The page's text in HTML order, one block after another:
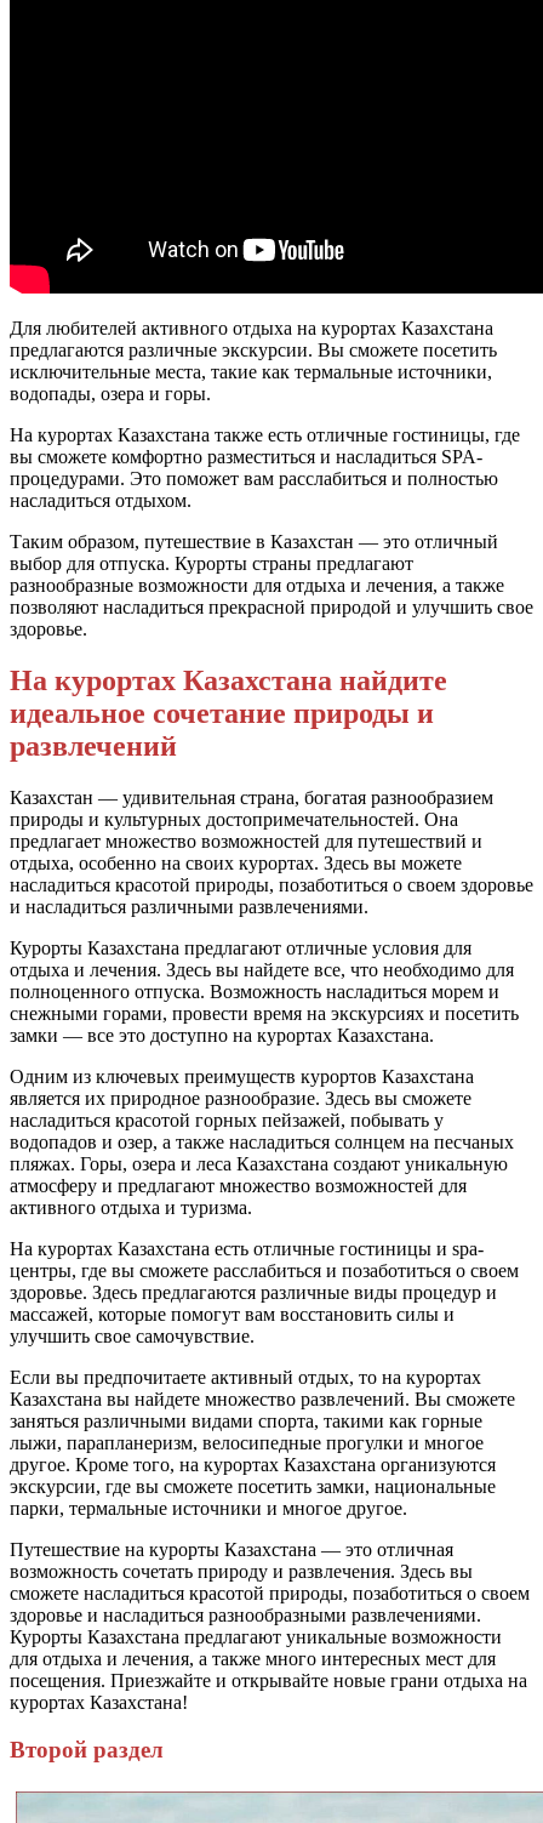
Для любителей активного отдыха на курортах Казахстана
предлагаются различные экскурсии. Вы сможете посетить
исключительные места, такие как термальные источники,
водопады, озера и горы.
На курортах Казахстана также есть отличные гостиницы, где
вы сможете комфортно разместиться и насладиться SPA-
процедурами. Это поможет вам расслабиться и полностью
насладиться отдыхом.
Таким образом, путешествие в Казахстан — это отличный
выбор для отпуска. Курорты страны предлагают
разнообразные возможности для отдыха и лечения, а также
позволяют насладиться прекрасной природой и улучшить свое
здоровье.
На курортах Казахстана найдите
идеальное сочетание природы и
развлечений
Казахстан — удивительная страна, богатая разнообразием
природы и культурных достопримечательностей. Она
предлагает множество возможностей для путешествий и
отдыха, особенно на своих курортах. Здесь вы можете
насладиться красотой природы, позаботиться о своем здоровье
и насладиться различными развлечениями.
Курорты Казахстана предлагают отличные условия для
отдыха и лечения. Здесь вы найдете все, что необходимо для
полноценного отпуска. Возможность насладиться морем и
снежными горами, провести время на экскурсиях и посетить
замки — все это доступно на курортах Казахстана.
Одним из ключевых преимуществ курортов Казахстана
является их природное разнообразие. Здесь вы сможете
насладиться красотой горных пейзажей, побывать у
водопадов и озер, а также насладиться солнцем на песчаных
пляжах. Горы, озера и леса Казахстана создают уникальную
атмосферу и предлагают множество возможностей для
активного отдыха и туризма.
На курортах Казахстана есть отличные гостиницы и spa-
центры, где вы сможете расслабиться и позаботиться о своем
здоровье. Здесь предлагаются различные виды процедур и
массажей, которые помогут вам восстановить силы и
улучшить свое самочувствие.
Если вы предпочитаете активный отдых, то на курортах
Казахстана вы найдете множество развлечений. Вы сможете
заняться различными видами спорта, такими как горные
лыжи, парапланеризм, велосипедные прогулки и многое
другое. Кроме того, на курортах Казахстана организуются
экскурсии, где вы сможете посетить замки, национальные
парки, термальные источники и многое другое.
Путешествие на курорты Казахстана — это отличная
возможность сочетать природу и развлечения. Здесь вы
сможете насладиться красотой природы, позаботиться о своем
здоровье и насладиться разнообразными развлечениями.
Курорты Казахстана предлагают уникальные возможности
для отдыха и лечения, а также много интересных мест для
посещения. Приезжайте и открывайте новые грани отдыха на
курортах Казахстана!
Второй раздел